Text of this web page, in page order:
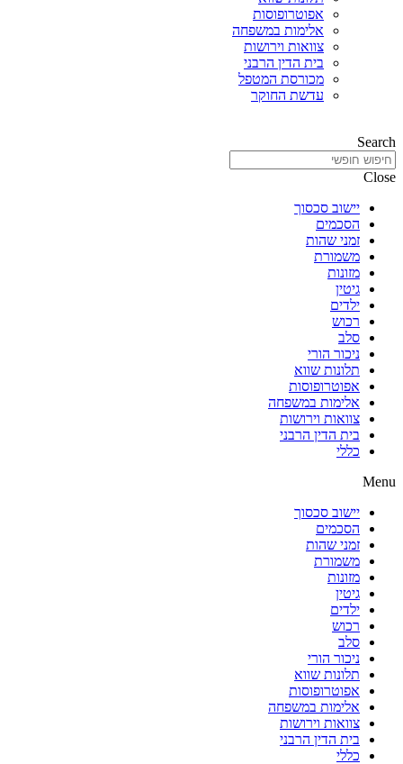
אפוטרופוסות
אלימות במשפחה
צוואות וירושות
בית הדין הרבני
מכורסת המטפל
עדשת החוקר
Search
Close
יישוב סכסוך
הסכמים
זמני שהות
משמורת
מזונות
גיטין
ילדים
רכוש
סלב
ניכור הורי
תלונות שווא
אפוטרופוסות
אלימות במשפחה
צוואות וירושות
בית הדין הרבני
כללי
Menu
יישוב סכסוך
הסכמים
זמני שהות
משמורת
מזונות
גיטין
ילדים
רכוש
סלב
ניכור הורי
תלונות שווא
אפוטרופוסות
אלימות במשפחה
צוואות וירושות
בית הדין הרבני
כללי